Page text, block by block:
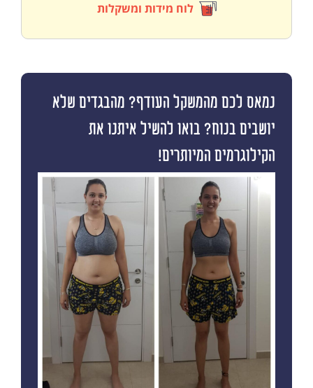
לוח מידות ומשקלות
נמאס לכם מהמשקל העודף? מהבגדים שלא
יושבים בנוח? בואו להשיל איתנו את
הקילוגרמים המיותרים!